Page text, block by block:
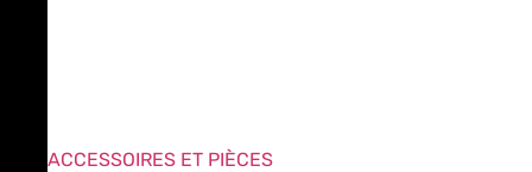
ACCESSOIRES ET PIÈCES